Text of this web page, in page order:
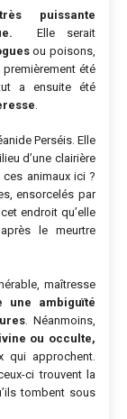
puissante
Elle serait
ou poisons,
été
a ensuite été
Perséis. Elle
d’une clairière
animaux ici ?
ensorcelés par
endroit qu’elle
le meurtre
maîtresse
une ambiguïté
. Néanmoins,
ou occulte,
qui approchent.
ci trouvent la
tombent sous